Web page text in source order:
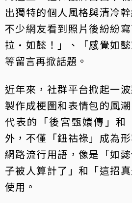
出獨特的個人風格與清冷
不少網友看到照片後紛紛
拉·如懿！」、「感覺如懿
等留言再掀話題。
近年來，社群平台掀起一
製作成梗圖和表情包的風
代表的「後宮甄嬛傳」和
外，不僅「鈕祜祿」成為
網路流行用語，像是「如
子被人算計了」和「這招
使用。